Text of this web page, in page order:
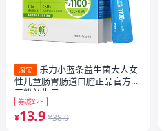
淘宝
乐力小蓝条益生菌大人女
性儿童肠胃肠道口腔正品官方冻
干粉益生元
券减¥25
¥13.9 ¥38.9